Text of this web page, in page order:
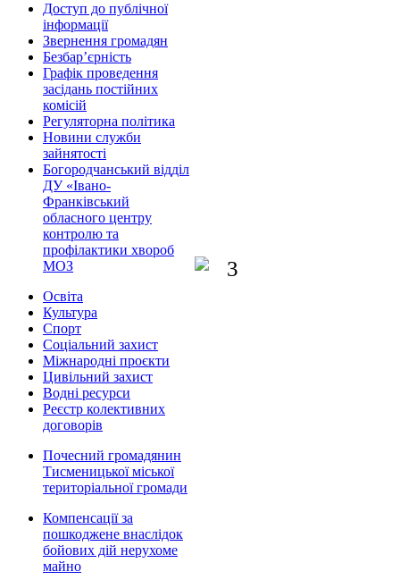
Доступ до публічної
інформації
Звернення громадян
Безбар’єрність
Графік проведення
засідань постійних
комісій
Регуляторна політика
Новини служби
зайнятості
Богородчанський відділ
ДУ «Івано-
Франківський
обласного центру
контролю та
профілактики хвороб
МОЗ
Освіта
Культура
Спорт
Соціальний захист
Міжнародні проєкти
Цивільний захист
Водні ресурси
Реєстр колективних
договорів
Почесний громадянин
Тисменицької міської
територіальної громади
Компенсації за
пошкоджене внаслідок
бойових дій нерухоме
майно